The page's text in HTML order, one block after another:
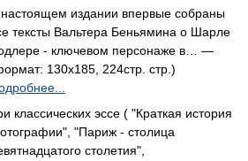
издании впервые собраны
тексты Вальтера Беньямина о Шарле
- ключевом персонаже в… —
130x185, 224стр. стр.)
классических эссе ( "Краткая история
"Париж - столица
столетия",